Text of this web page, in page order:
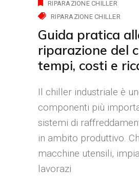
RIPARAZIONE CHILLER
RIPARAZIONE CHILLER
Guida pratica
riparazione del
tempi, costi e
Il chiller industriale è
componenti più
sistemi di
in ambito produttivo.
macchine utensili,
lavorazi